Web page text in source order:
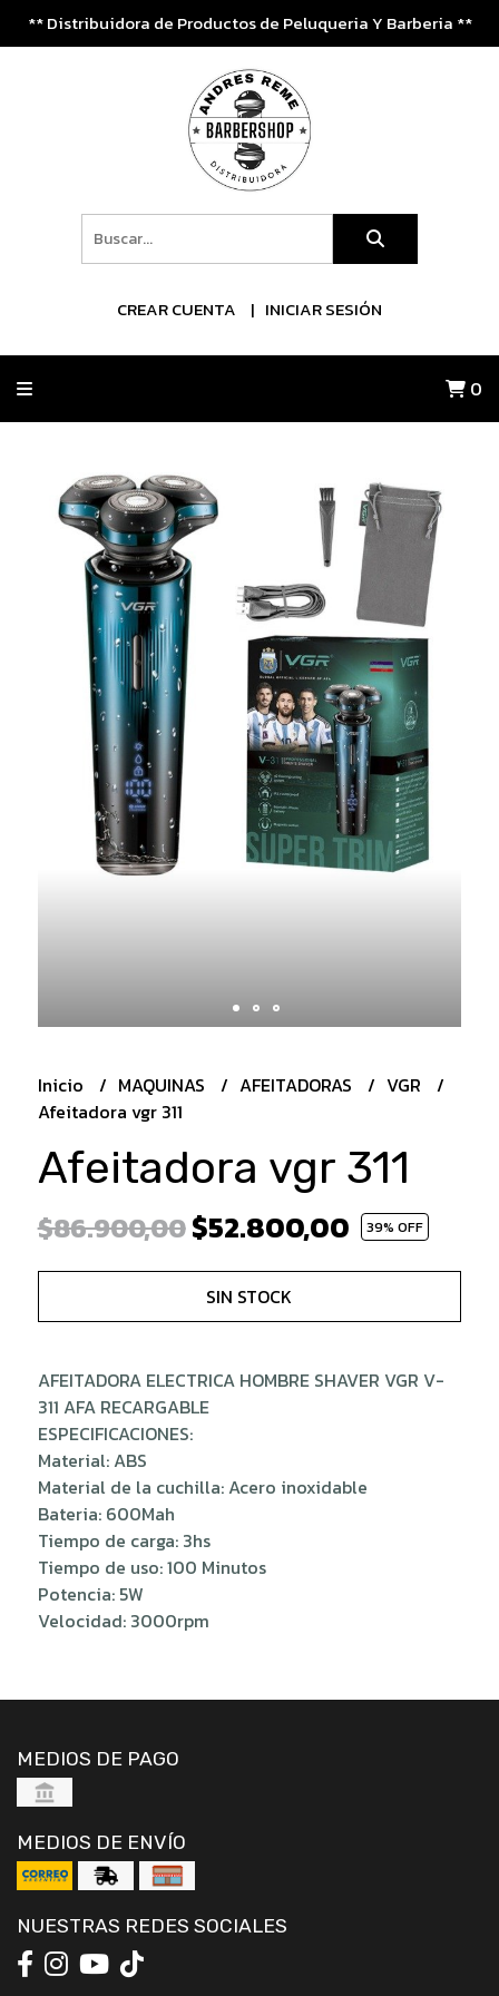
** Distribuidora de Productos de Peluqueria Y Barberia **
CREAR CUENTA INICIAR SESIÓN
0
Inicio MAQUINAS AFEITADORAS
VGR
Afeitadora vgr 311
Afeitadora vgr 311
$86.900,00$52.800,00 39% OFF
SIN STOCK
AFEITADORA ELECTRICA HOMBRE SHAVER VGR V-
311 AFA RECARGABLE
ESPECIFICACIONES:
Material: ABS
Material de la cuchilla: Acero inoxidable
Bateria: 600Mah
Tiempo de carga: 3hs
Tiempo de uso: 100 Minutos
Potencia: 5W
Velocidad: 3000rpm
MEDIOS DE PAGO
MEDIOS DE ENVÍO
NUESTRAS REDES SOCIALES